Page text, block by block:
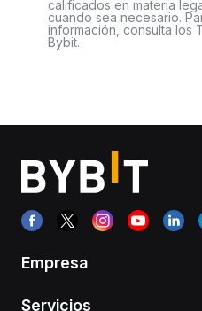
calificados en materia
cuando sea necesario.
información, consulta los
Bybit.
Empresa
Servicios